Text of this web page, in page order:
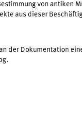
von antiken
aus dieser
der Dokumentation